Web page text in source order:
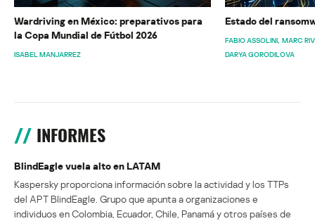
Wardriving en México: preparativos para
la Copa Mundial de Fútbol 2026
ISABEL MANJARREZ
Estado del
FABIO ASSOLINI MARC
DARYA GORODILOVA
INFORMES
BlindEagle vuela alto en LATAM
Kaspersky proporciona información sobre la actividad y los TTPs
del APT BlindEagle. Grupo que apunta a organizaciones e
individuos en Colombia, Ecuador, Chile, Panamá y otros países de